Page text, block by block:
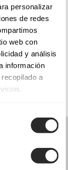
personalizar
de redes
web con
y análisis
información
a